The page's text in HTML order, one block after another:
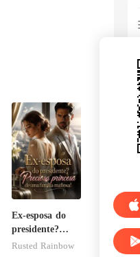
Ex-esposa do
presidente?
Preciosa
Rusted Rainbow